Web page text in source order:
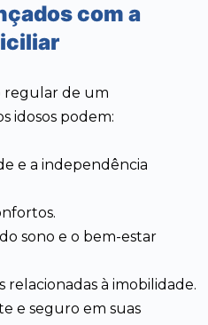
com a
regular de um
idosos podem:
e a independência
sono e o bem-estar
à imobilidade.
e seguro em suas